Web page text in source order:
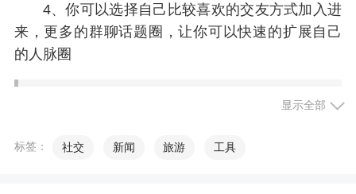
4、你可以选择自己比较喜欢的交友方式加入进
来，更多的群聊话题圈，让你可以快速的扩展自己
的人脉圈
1、在这里没有任何歧视和敌意，让聊天变的更
显示全部
标签： 社交 新闻 旅游 工具